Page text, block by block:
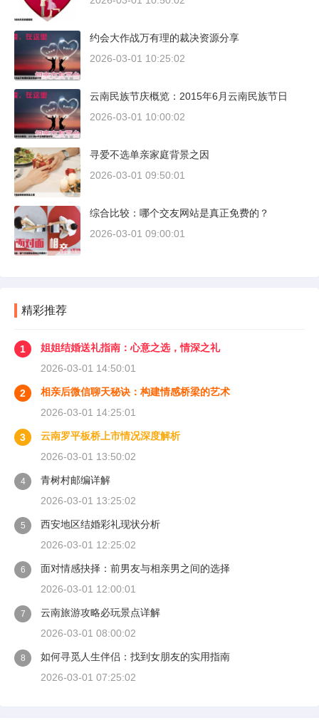
约会大作战万有理的裁决资源分享
2026-03-01 10:25:02
云南民族节庆概览：2015年6月云南民族节日
2026-03-01 10:00:02
寻爱不选单亲家庭背景之因
2026-03-01 09:50:01
综合比较：哪个交友网站是真正免费的？
2026-03-01 09:00:01
精彩推荐
1
姐姐结婚送礼指南：心意之选，情深之礼
2026-03-01 14:50:01
2
相亲后微信聊天秘诀：构建情感桥梁的艺术
2026-03-01 14:25:01
3
云南罗平板桥上市情况深度解析
2026-03-01 13:50:02
4
青树村邮编详解
2026-03-01 13:25:02
5
西安地区结婚彩礼现状分析
2026-03-01 12:25:02
6
面对情感抉择：前男友与相亲男之间的选择
2026-03-01 12:00:01
7
云南旅游攻略必玩景点详解
2026-03-01 08:00:02
8
如何寻觅人生伴侣：找到女朋友的实用指南
2026-03-01 07:25:02